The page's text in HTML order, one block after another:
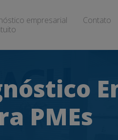
empresarial
Contato
PMEs